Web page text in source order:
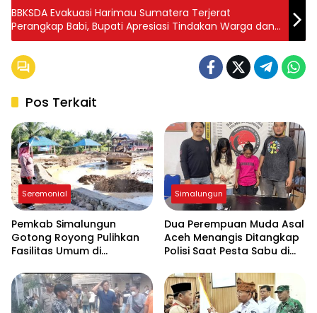
BBKSDA Evakuasi Harimau Sumatera Terjerat
Perangkap Babi, Bupati Apresiasi Tindakan Warga dan
Himbau Tetap Waspada
Pos Terkait
Seremonial
Pemkab Simalungun
Gotong Royong Pulihkan
Fasilitas Umum di
Simalungun
Dua Perempuan Muda Asal
Aceh Menangis Ditangkap
Polisi Saat Pesta Sabu di